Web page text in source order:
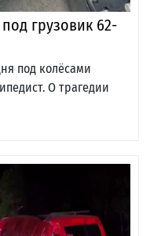
грузовик 62-
под колёсами
О трагедии